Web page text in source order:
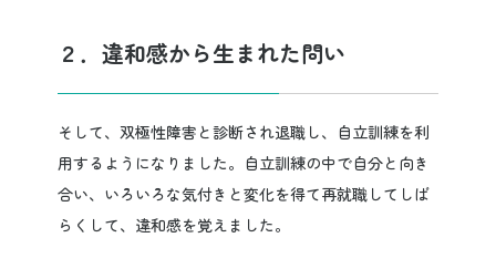
２．違和感から生まれた問い
そして、双極性障害と診断され退職し、自立訓練を利
用するようになりました。自立訓練の中で自分と向き
合い、いろいろな気付きと変化を得て再就職してしば
らくして、違和感を覚えました。